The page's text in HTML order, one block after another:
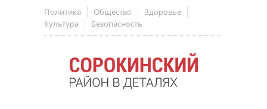
Политика Общество
Здоровье
Культура
Безопасность